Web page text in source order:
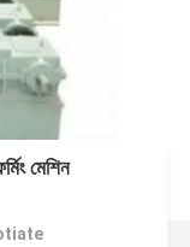
মেশিন